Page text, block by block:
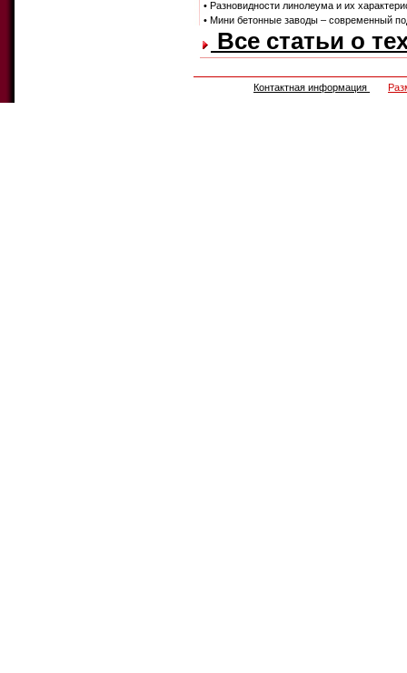
• Разновидности линолеума и их
• Мини бетонные заводы – современный
Все статьи о
Контактная информация